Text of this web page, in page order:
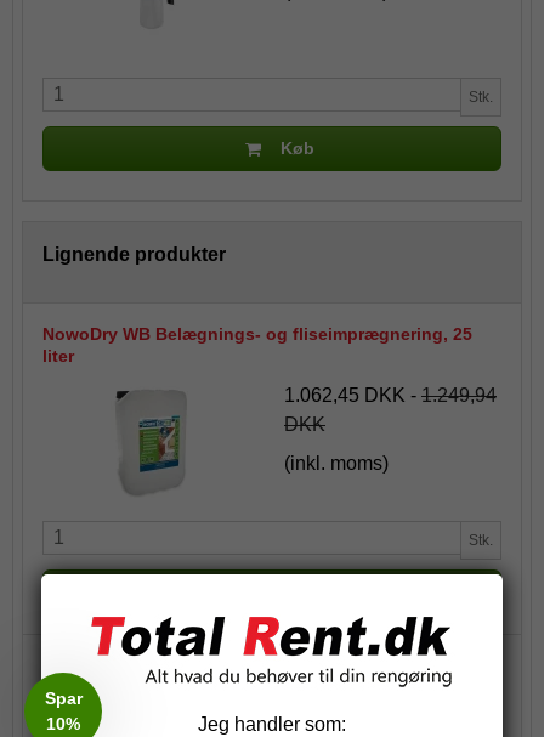
Stk.
Køb
Lignende produkter
NowoDry WB Belægnings- og fliseimprægnering, 25
liter
1.062,45 DKK - 1.249,94
DKK
(inkl. moms)
Stk.
Total Belægnings-Rens 20 l.
Jeg handler som:
Spar
10%